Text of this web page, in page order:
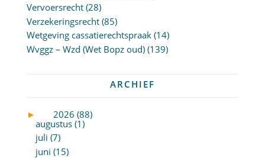
Vervoersrecht(28)
Verzekeringsrecht(85)
Wetgeving cassatierechtspraak(14)
Wvggz – Wzd (Wet Bopz oud)(139)
ARCHIEF
►
2026 (88)
augustus (1)
juli (7)
juni (15)